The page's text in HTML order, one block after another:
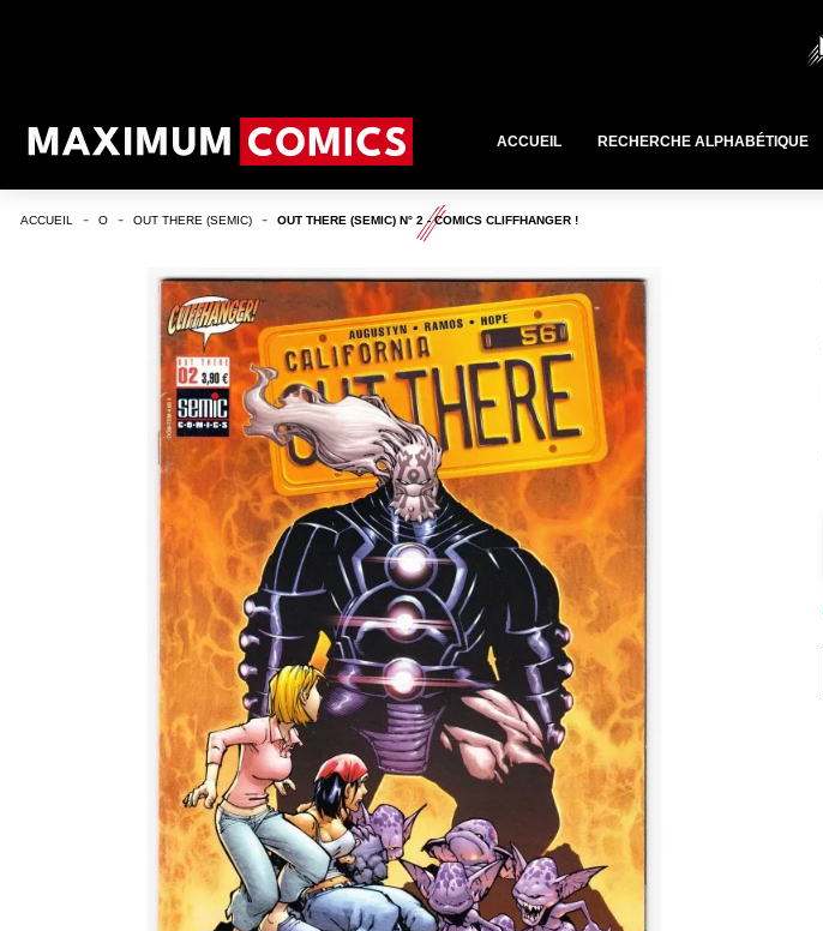
ACCUEIL RECHERCHE ALPHABÉTIQUE
ACCUEIL O OUT THERE (SEMIC) OUT THERE (SEMIC) N° 2 - COMICS CLIFFHANGER !